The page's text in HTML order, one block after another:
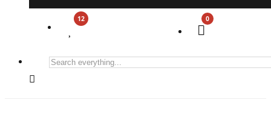
0
Search